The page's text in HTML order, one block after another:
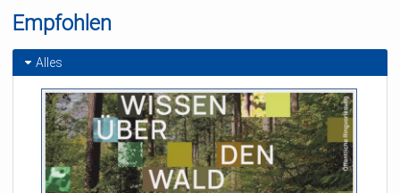
Die WM 2026 steht kurz vorm Anpfiff – wie groß ist die
Fußballbegeisterung in Freiburg? uniCROSS hat sich
Turnier komplett egal?
Empfohlen
Alles